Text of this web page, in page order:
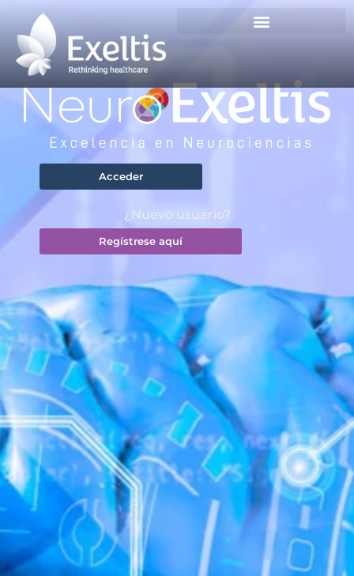
Acceder
¿Nuevo usuario?
Regístrese aquí